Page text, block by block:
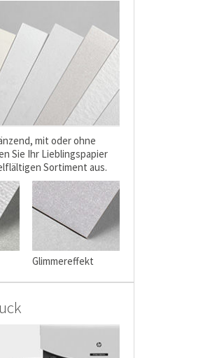
mit oder ohne
Sie Ihr Lieblingspapier
Sortiment aus.
Glimmereffekt